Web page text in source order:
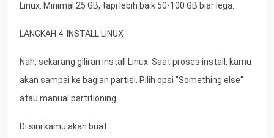
Linux. Minimal 25 GB, tapi lebih baik 50-100 GB biar lega.
LANGKAH 4: INSTALL LINUX
Nah, sekarang giliran install Linux. Saat proses install, kamu
akan sampai ke bagian partisi. Pilih opsi "Something else"
atau manual partitioning.
Di sini kamu akan buat: